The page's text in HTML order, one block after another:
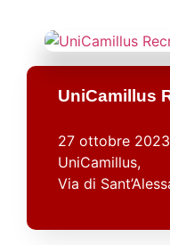
UniCamillus
27 ottobre 2023
UniCamillus,
Via di